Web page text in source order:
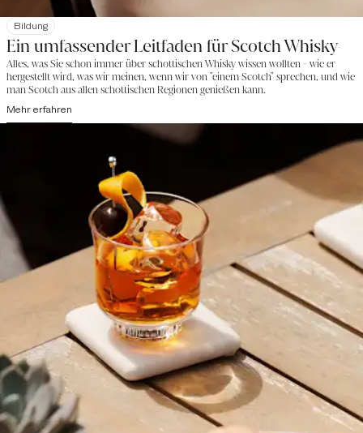
Bildung
Ein umfassender Leitfaden für Scotch Whisky
Alles, was Sie schon immer über schottischen Whisky wissen wollten - wie er
hergestellt wird, was wir meinen, wenn wir von "einem Scotch" sprechen, und wie
man Scotch aus allen schottischen Regionen genießen kann.
Mehr erfahren